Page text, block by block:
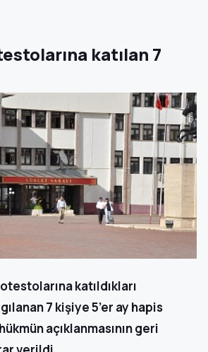
katılan 7
katıldıkları
7 kişiye 5’er ay hapis
açıklanmasının geri